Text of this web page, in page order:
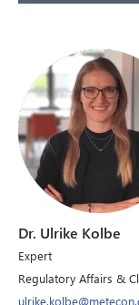
Dr. Ulrike Kolbe
Expert
Regulatory Affairs &